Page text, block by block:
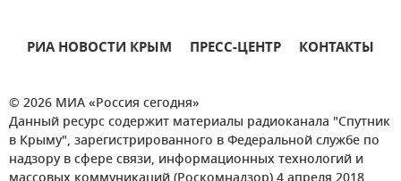
РИА НОВОСТИ КРЫМ ПРЕСС-ЦЕНТР КОНТАКТЫ
© 2026 МИА «Россия сегодня»
Данный ресурс содержит материалы радиоканала "Спутник
в Крыму", зарегистрированного в Федеральной службе по
надзору в сфере связи, информационных технологий и